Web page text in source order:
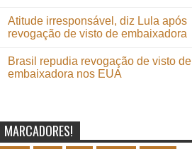
Atitude irresponsável, diz Lula após
revogação de visto de embaixadora
Brasil repudia revogação de visto de
embaixadora nos EUA
MARCADORES!